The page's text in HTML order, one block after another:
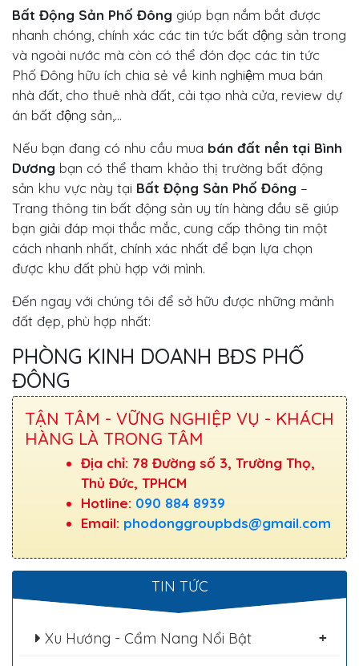
Bất Động Sản Phố Đông giúp bạn nắm bắt được
nhanh chóng, chính xác các tin tức bất động sản trong
và ngoài nước mà còn có thể đón đọc các tin tức
Phố Đông hữu ích chia sẻ về kinh nghiệm mua bán
nhà đất, cho thuê nhà đất, cải tạo nhà cửa, review dự
án bất động sản,...
Nếu bạn đang có nhu cầu mua bán đất nền tại Bình
Dương bạn có thể tham khảo thị trường bất động
sản khu vực này tại Bất Động Sản Phố Đông –
Trang thông tin bất động sản uy tín hàng đầu sẽ giúp
bạn giải đáp mọi thắc mắc, cung cấp thông tin một
cách nhanh nhất, chính xác nhất để bạn lựa chọn
được khu đất phù hợp với mình.
Đến ngay với chúng tôi để sở hữu được những mảnh
đất đẹp, phù hợp nhất:
PHÒNG KINH DOANH BĐS PHỐ
ĐÔNG
TẬN TÂM - VỮNG NGHIỆP VỤ - KHÁCH
HÀNG LÀ TRONG TÂM
Địa chỉ: 78 Đường số 3, Trường Thọ,
Thủ Đức, TPHCM
Hotline: 090 884 8939
Email: phodonggroupbds@gmail.com
TIN TỨC
+
Xu Hướng - Cẩm Nang Nổi Bật